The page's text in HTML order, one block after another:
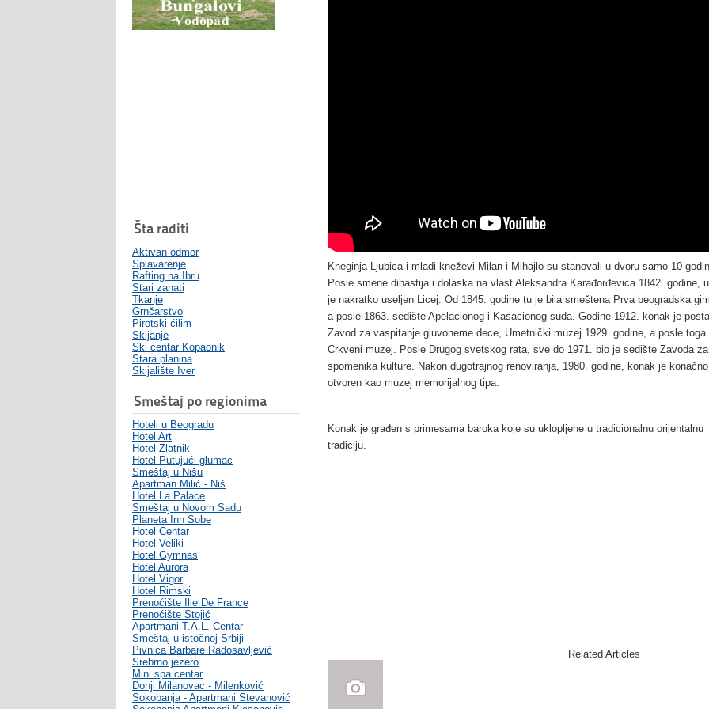
Šta raditi
Aktivan odmor
Splavarenje
Rafting na Ibru
Stari zanati
Tkanje
Grnčarstvo
Pirotski ćilim
Skijanje
Ski centar Kopaonik
Stara planina
Skijalište Iver
Smeštaj po regionima
Hoteli u Beogradu
Hotel Art
Hotel Zlatnik
Hotel Putujući glumac
Smeštaj u Nišu
Apartman Milić - Niš
Hotel La Palace
Smeštaj u Novom Sadu
Planeta Inn Sobe
Hotel Centar
Hotel Veliki
Hotel Gymnas
Hotel Aurora
Hotel Vigor
Hotel Rimski
Prenoćište Ille De France
Prenoćište Stojić
Apartmani T.A.L. Centar
Smeštaj u istočnoj Srbiji
Pivnica Barbare Radosavljević
Srebrno jezero
Mini spa centar
Donji Milanovac - Milenković
Sokobanja - Apartmani Stevanović
Kneginja Ljubica i mladi kneževi Milan i Mihajlo su stanovali u dvoru samo 10
Posle smene dinastija i dolaska na vlast Aleksandra Karađorđevića 1842. godine,
je nakratko useljen Licej. Od 1845. godine tu je bila smeštena Prva beogradska
a posle 1863. sedište Apelacionog i Kasacionog suda. Godine 1912. konak je
Zavod za vaspitanje gluvoneme dece, Umetnički muzej 1929. godine, a posle toga
Crkveni muzej. Posle Drugog svetskog rata, sve do 1971. bio je sedište Zavoda
spomenika kulture. Nakon dugotrajnog renoviranja, 1980. godine, konak je konačno
otvoren kao muzej memorijalnog tipa.
Konak je građen s primesama baroka koje su uklopljene u tradicionalnu orijentalnu
tradiciju.
Related Articles